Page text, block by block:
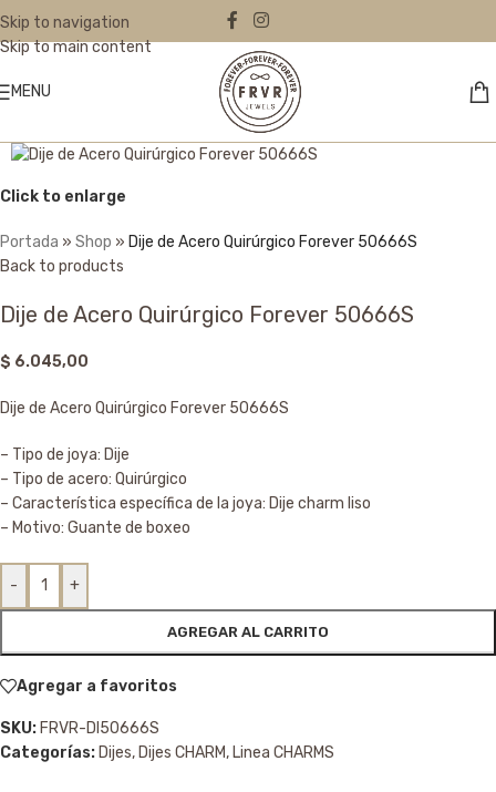
Skip to navigation
Skip to main content
MENU
Click to enlarge
Portada » Shop » Dije de Acero Quirúrgico Forever 50666S
Back to products
Dije de Acero Quirúrgico Forever 50666S
$ 6.045,00
Dije de Acero Quirúrgico Forever 50666S
– Tipo de joya: Dije
– Tipo de acero: Quirúrgico
– Característica específica de la joya: Dije charm liso
– Motivo: Guante de boxeo
- +
AGREGAR AL CARRITO
Agregar a favoritos
SKU: FRVR-DI50666S
Categorías: Dijes, Dijes CHARM, Linea CHARMS